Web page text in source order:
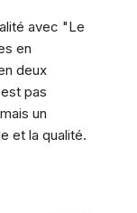
avec "Le
en
deux
pas
un
et la qualité.